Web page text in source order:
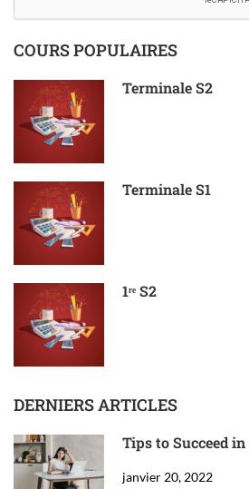
COURS POPULAIRES
Terminale S2
Terminale S1
1ʳᵉ S2
DERNIERS ARTICLES
Tips to Succeed
janvier 20, 2022